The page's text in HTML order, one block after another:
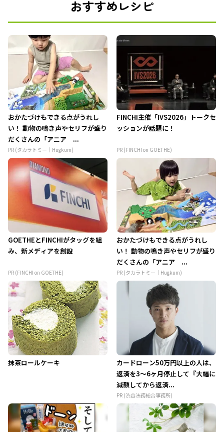
おすすめレシピ
おかたづけもできる点がうれし
い！ 動物の鳴き声やセリフが盛り
だくさんの「アニア ...
PR (タカラトミー｜Hugkum)
FINCHI主催「IVS2026」トークセ
ッションが話題に！
PR (FINCHI on GOETHE)
GOETHEとFINCHIがタッグを組
み、新メディアを創設
PR (FINCHI on GOETHE)
おかたづけもできる点がうれし
い！ 動物の鳴き声やセリフが盛り
だくさんの「アニア ...
PR (タカラトミー｜Hugkum)
抹茶ロールケーキ
カードローン50万円以上の人は、
返済を3～6ヶ月停止して『大幅に
減額してから返済...
PR (渋谷法務総合事務所)